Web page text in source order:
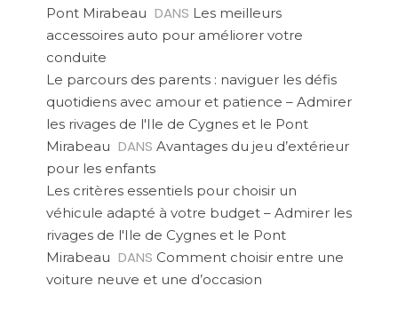
Pont Mirabeau DANS Les meilleurs
accessoires auto pour améliorer votre
conduite
Le parcours des parents : naviguer les défis
quotidiens avec amour et patience – Admirer
les rivages de l'Ile de Cygnes et le Pont
Mirabeau DANS Avantages du jeu d’extérieur
pour les enfants
Les critères essentiels pour choisir un
véhicule adapté à votre budget – Admirer les
rivages de l'Ile de Cygnes et le Pont
Mirabeau DANS Comment choisir entre une
voiture neuve et une d’occasion